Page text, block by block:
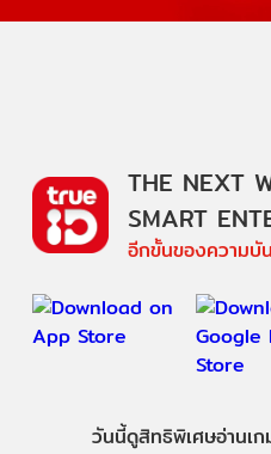
THE NEXT
SMART
อีกขั้นของความบั
วันนี้ดูสิทธิพิเศษอ่านเ